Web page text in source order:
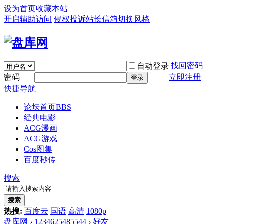
设为首页收藏本站
开启辅助访问 侵权投诉站长信箱切换风格
自动登录 找回密码
密码
登录
立即注册
快捷导航
论坛首页BBS
经典电影
ACG漫画
ACG游戏
Cos图集
百度秒传
搜索
搜索
热搜: 百度云 国语 高清 1080p
盘库网 › 1234625485544 › 好友